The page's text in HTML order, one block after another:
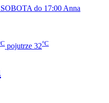
do 17:00 Anna
pojutrze 32°C